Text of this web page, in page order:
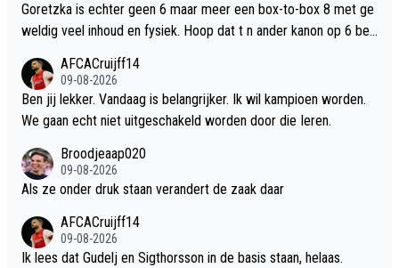
Goretzka is echter geen 6 maar meer een box-to-box 8 met ge
weldig veel inhoud en fysiek. Hoop dat t n ander kanon op 6 bet
AFCACruijff14
09-08-2026
Ben jij lekker. Vandaag is belangrijker. Ik wil kampioen worden.
We gaan echt niet uitgeschakeld worden door die Ieren.
Broodjeaap020
09-08-2026
Als ze onder druk staan verandert de zaak daar
AFCACruijff14
09-08-2026
Ik lees dat Gudelj en Sigthorsson in de basis staan, helaas.